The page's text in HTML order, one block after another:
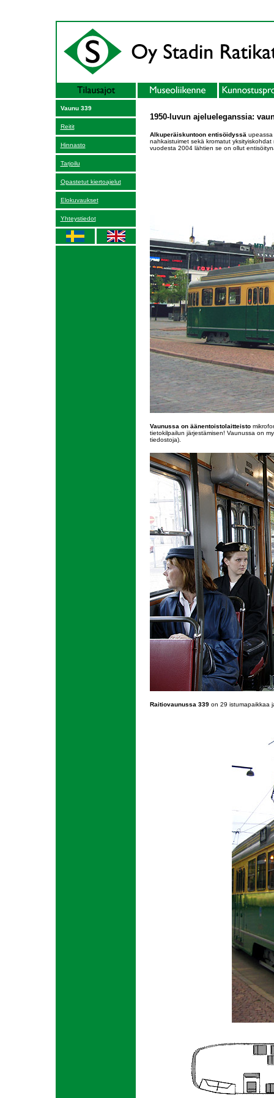
Vaunu 339
Reitit
Hinnasto
Tarjoilu
Opastetut kiertoajelut
Elokuvaukset
Yhteystiedot
1950-luvun ajelueleganssia:
Alkuperäiskuntoon entisöidyssä upeassa
nahkaistuimet sekä kromatut
vuodesta 2004 lähtien se on ollut
Vaunussa on äänentoistolaitteisto
tietokilpailun järjestämisen! Vaunussa on
tiedostoja).
Raitiovaunussa 339on 29 istumapaikkaa